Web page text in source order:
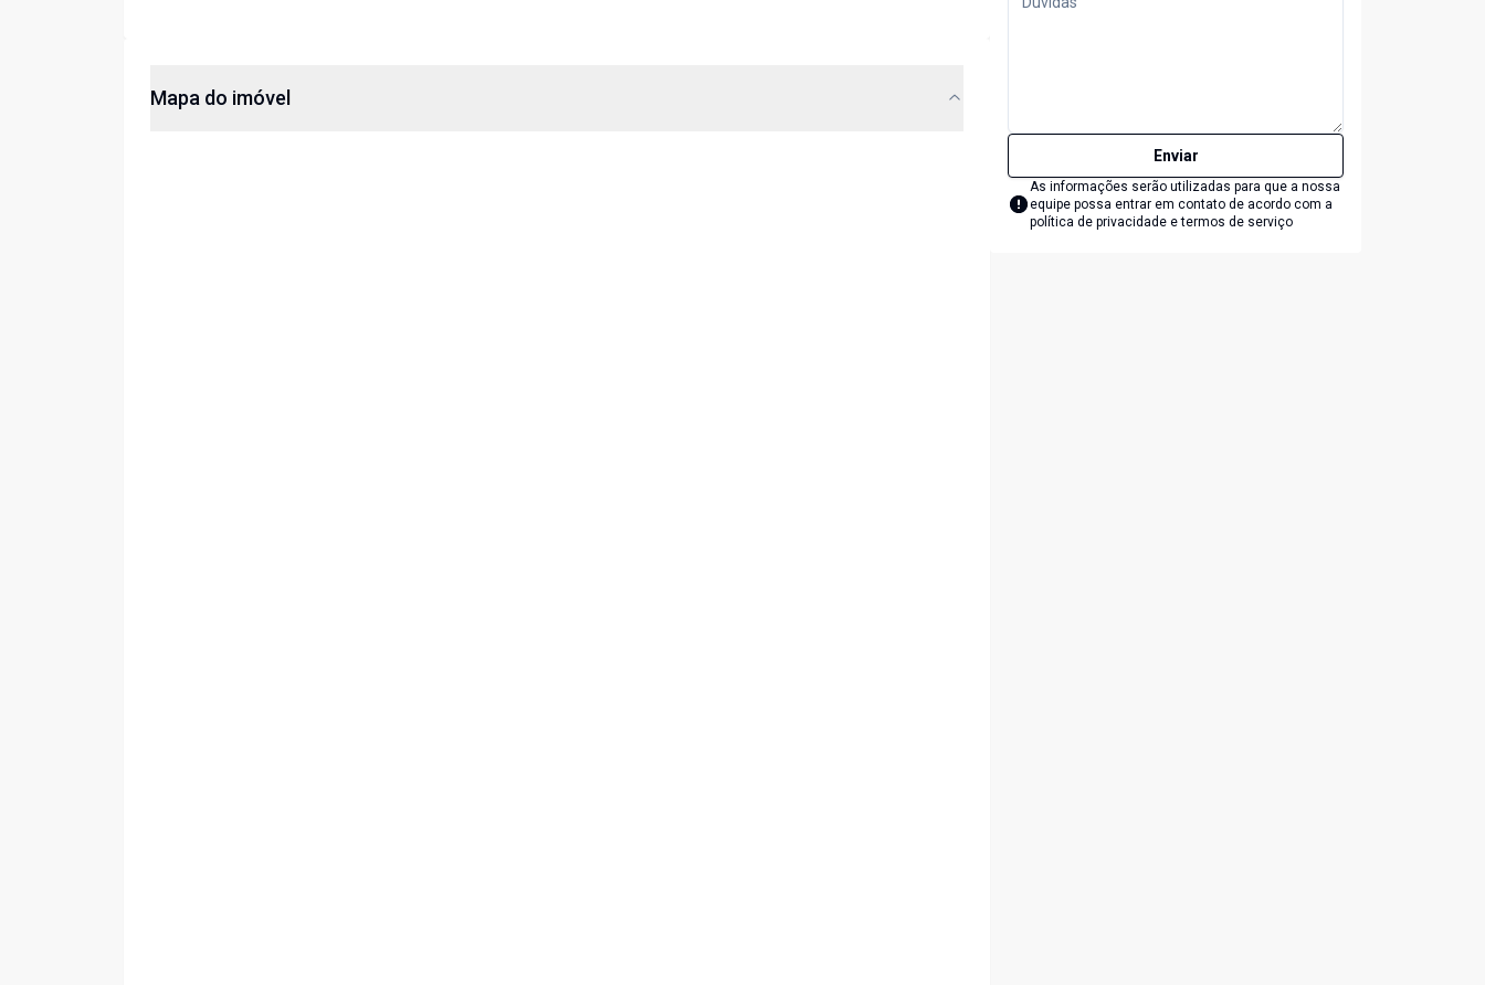
Mapa do imóvel
Enviar
As informações serão utilizadas para que a nossa
equipe possa entrar em contato de acordo com a
política de privacidade e termos de serviço